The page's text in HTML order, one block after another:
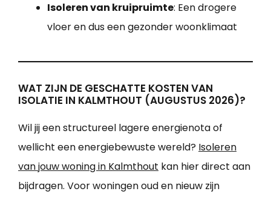
Isoleren van kruipruimte: Een drogere
vloer en dus een gezonder woonklimaat
WAT ZIJN DE GESCHATTE KOSTEN VAN
ISOLATIE IN KALMTHOUT (AUGUSTUS 2026)?
Wil jij een structureel lagere energienota of
wellicht een energiebewuste wereld? Isoleren
van jouw woning in Kalmthout kan hier direct aan
bijdragen. Voor woningen oud en nieuw zijn